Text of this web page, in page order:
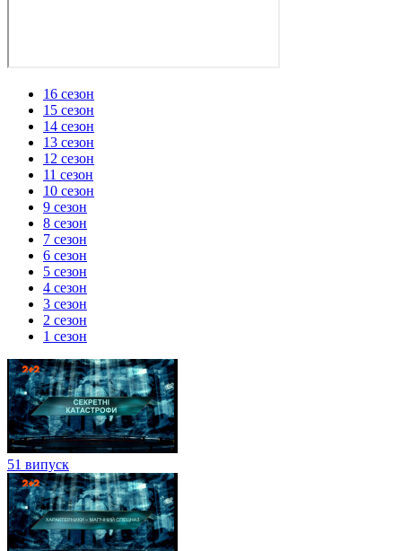
16 сезон
15 сезон
14 сезон
13 сезон
12 сезон
11 сезон
10 сезон
9 сезон
8 сезон
7 сезон
6 сезон
5 сезон
4 сезон
3 сезон
2 сезон
1 сезон
51 випуск